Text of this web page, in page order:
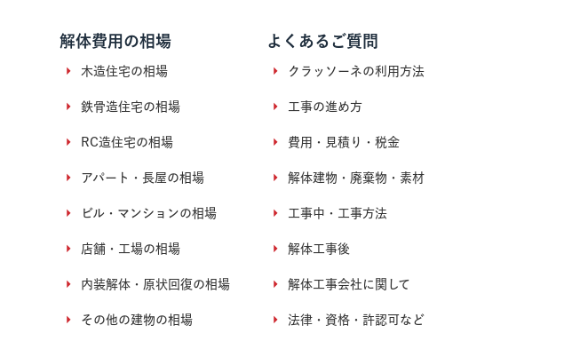
解体費用の相場
木造住宅の相場
鉄骨造住宅の相場
RC造住宅の相場
アパート・長屋の相場
ビル・マンションの相場
店舗・工場の相場
内装解体・原状回復の相場
その他の建物の相場
よくあるご質問
クラッソーネの利用方法
工事の進め方
費用・見積り・税金
解体建物・廃棄物・素材
工事中・工事方法
解体工事後
解体工事会社に関して
法律・資格・許認可など